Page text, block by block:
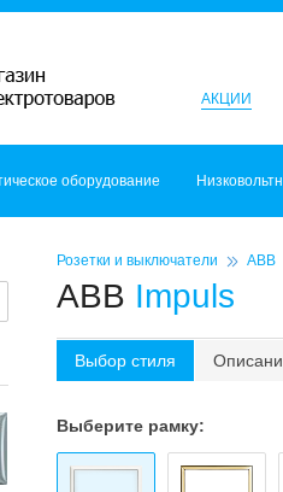
АКЦИИ
оборудование
Розетки и выключатели ABB
ABB Impuls
Выбор стиля
Выберите рамку: